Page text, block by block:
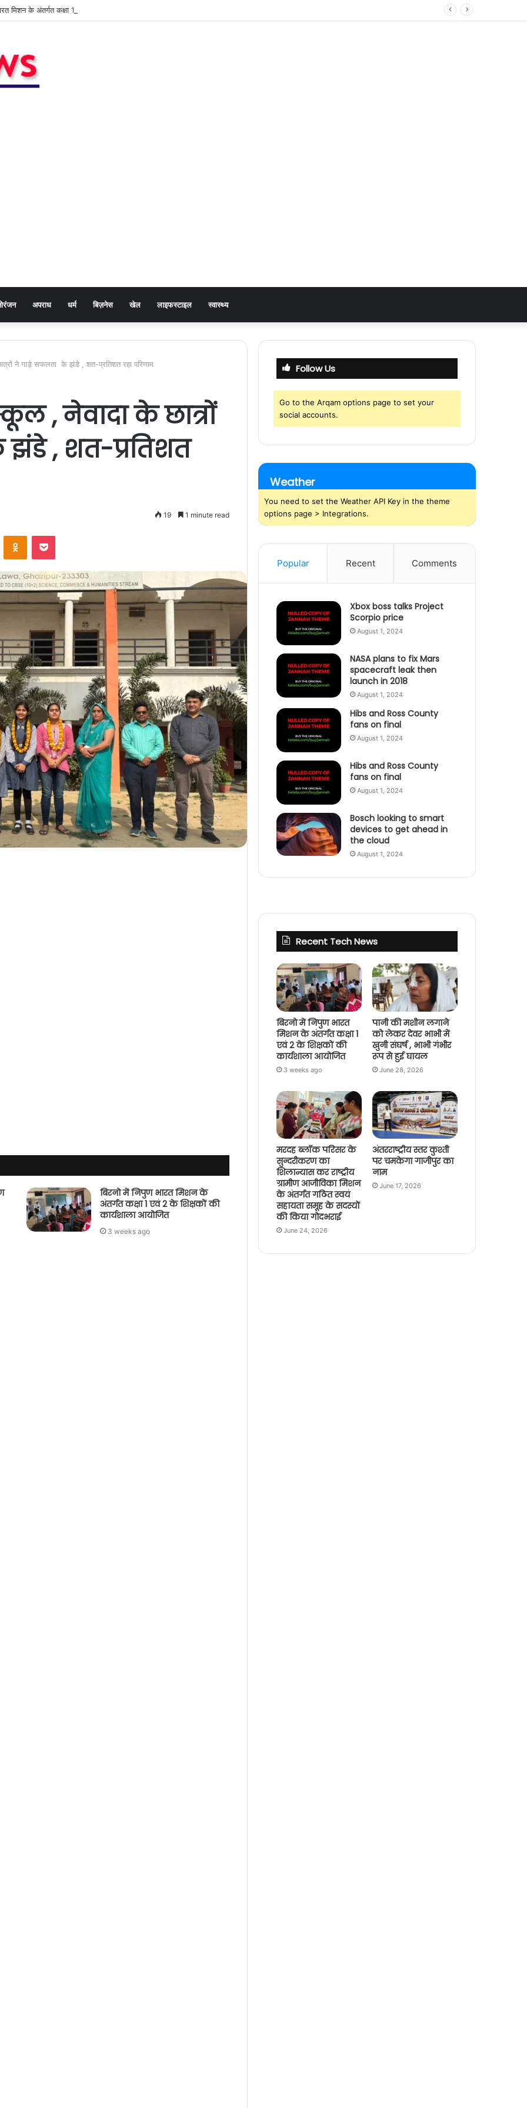
मिशन के अंतर्गत कक्षा 1 एवं 2 के शिक्षकों की कार्यशाला आयोजित
अपराध धर्म बिज़नेस खेल लाइफस्टाइल स्वास्थ्य
ने गाड़े सफलता के झंडे , शत-प्रतिशत रहा परिणाम
, नेवादा के छात्रों
, शत-प्रतिशत
19 1 minute read
बिरनो में निपुण भारत मिशन के
अंतर्गत कक्षा 1 एवं 2 के शिक्षकों की
कार्यशाला आयोजित
3 weeks ago
Follow Us
Go to the Arqam options page to set your
social accounts.
Weather
You need to set the Weather API Key in the theme
options page > Integrations.
Popular Recent Comments
Xbox boss talks Project
Scorpio price
August 1, 2024
NASA plans to fix Mars
spacecraft leak then
launch in 2018
August 1, 2024
Hibs and Ross County
fans on final
August 1, 2024
Hibs and Ross County
fans on final
August 1, 2024
Bosch looking to smart
devices to get ahead in
the cloud
August 1, 2024
Recent Tech News
बिरनो में निपुण भारत
मिशन के अंतर्गत कक्षा 1
एवं 2 के शिक्षकों की
कार्यशाला आयोजित
3 weeks ago
पानी की मशीन लगाने
को लेकर देवर भाभी में
खुनी संघर्ष , भाभी गंभीर
रूप से हुई घायल
June 28, 2026
मरदह ब्लॉक परिसर के
सुन्दरीकरण का
शिलान्यास कर राष्ट्रीय
ग्रामीण आजीविका मिशन
के अंतर्गत गठित स्वयं
सहायता समूह के सदस्यों
की किया गोदभराई
June 24, 2026
अंतरराष्ट्रीय स्तर कुश्ती
पर चमकेगा गाजीपुर का
नाम
June 17, 2026